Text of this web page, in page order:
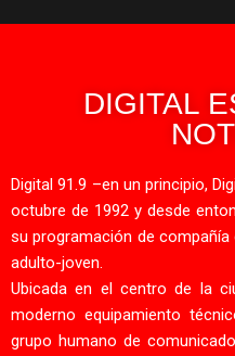
DIGITAL
Digital 91.9 –en un principio,
octubre de 1992 y desde
su programación de
adulto-joven.
Ubicada en el centro de la
moderno equipamiento
grupo humano de